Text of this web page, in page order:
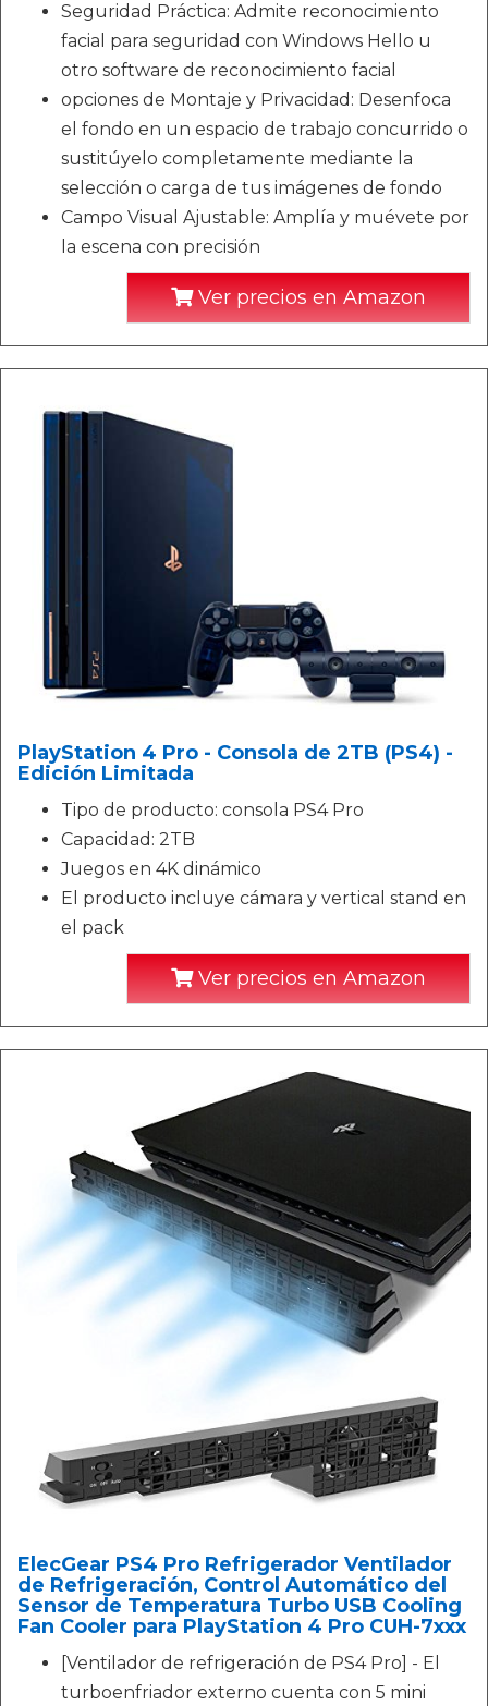
Seguridad Práctica: Admite reconocimiento
facial para seguridad con Windows Hello u
otro software de reconocimiento facial
opciones de Montaje y Privacidad: Desenfoca
el fondo en un espacio de trabajo concurrido o
sustitúyelo completamente mediante la
selección o carga de tus imágenes de fondo
Campo Visual Ajustable: Amplía y muévete por
la escena con precisión
Ver precios en Amazon
PlayStation 4 Pro - Consola de 2TB (PS4) -
Edición Limitada
Tipo de producto: consola PS4 Pro
Capacidad: 2TB
Juegos en 4K dinámico
El producto incluye cámara y vertical stand en
el pack
Ver precios en Amazon
ElecGear PS4 Pro Refrigerador Ventilador
de Refrigeración, Control Automático del
Sensor de Temperatura Turbo USB Cooling
Fan Cooler para PlayStation 4 Pro CUH-7xxx
[Ventilador de refrigeración de PS4 Pro] - El
turboenfriador externo cuenta con 5 mini